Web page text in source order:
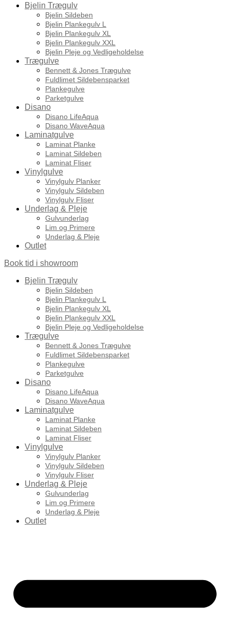
Bjelin Trægulv
Bjelin Sildeben
Bjelin Plankegulv L
Bjelin Plankegulv XL
Bjelin Plankegulv XXL
Bjelin Pleje og Vedligeholdelse
Trægulve
Bennett & Jones Trægulve
Fuldlimet Sildebensparket
Plankegulve
Parketgulve
Disano
Disano LifeAqua
Disano WaveAqua
Laminatgulve
Laminat Planke
Laminat Sildeben
Laminat Fliser
Vinylgulve
Vinylgulv Planker
Vinylgulv Sildeben
Vinylgulv Fliser
Underlag & Pleje
Gulvunderlag
Lim og Primere
Underlag & Pleje
Outlet
Book tid i showroom
Bjelin Trægulv
Bjelin Sildeben
Bjelin Plankegulv L
Bjelin Plankegulv XL
Bjelin Plankegulv XXL
Bjelin Pleje og Vedligeholdelse
Trægulve
Bennett & Jones Trægulve
Fuldlimet Sildebensparket
Plankegulve
Parketgulve
Disano
Disano LifeAqua
Disano WaveAqua
Laminatgulve
Laminat Planke
Laminat Sildeben
Laminat Fliser
Vinylgulve
Vinylgulv Planker
Vinylgulv Sildeben
Vinylgulv Fliser
Underlag & Pleje
Gulvunderlag
Lim og Primere
Underlag & Pleje
Outlet